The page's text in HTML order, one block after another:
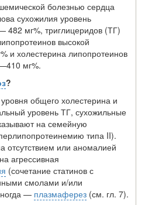
болезнью сердца
сухожилия уровень
482 мг%, триглицеридов (ТГ)
высокой
и холестерина липопротеинов
мг%.
?
общего холестерина и
уровень ТГ, сухожильные
на се­мейную
типа II).
отсутствием или аномалией
агрессивная
(сочетание статинов с
смолами и/или
— плазмаферез (см. гл. 7).